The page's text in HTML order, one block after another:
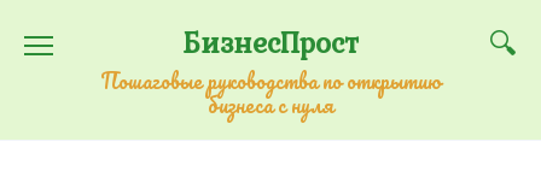
содержанию
БизнесПрост
Пошаговые руководства по открытию
бизнеса с нуля